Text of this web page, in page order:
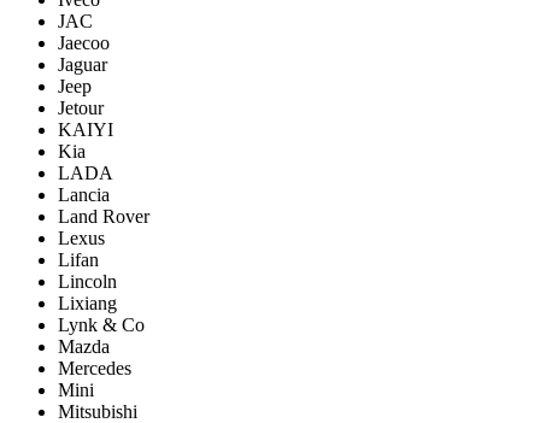
JAC
Jaecoo
Jaguar
Jeep
Jetour
KAIYI
Kia
LADA
Lancia
Land Rover
Lexus
Lifan
Lincoln
Lixiang
Lynk & Co
Mazda
Mercedes
Mini
Mitsubishi